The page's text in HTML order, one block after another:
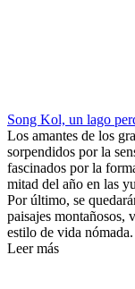
Song Kol, un lago
Los amantes de los
sorpendidos por la
fascinados por la
mitad del año en las
Por último, se
paisajes montañosos,
estilo de vida nómada.
Leer más